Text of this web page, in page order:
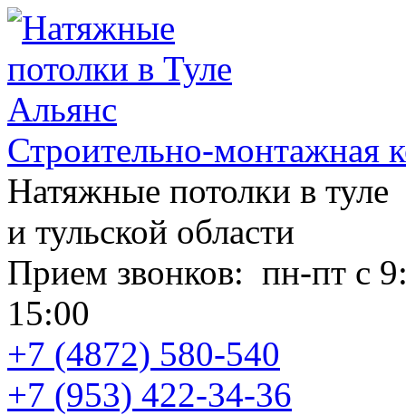
Строительно-монтажная
Натяжные потолки в туле
и тульской области
Прием звонков: пн-пт с
15:00
+7 (4872) 580-540
+7 (953) 422-34-36